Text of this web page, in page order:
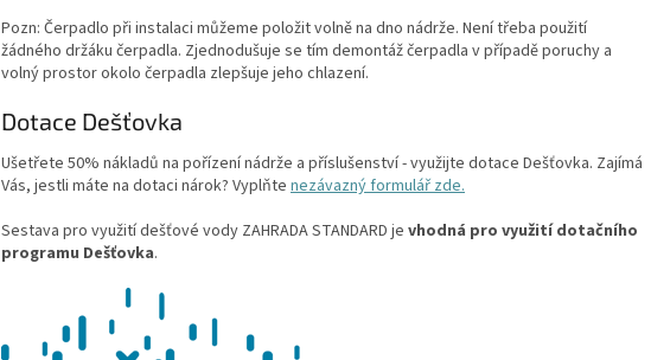
Pozn: Čerpadlo při instalaci můžeme položit volně na dno nádrže. Není třeba použití
žádného držáku čerpadla. Zjednodušuje se tím demontáž čerpadla v případě poruchy a
volný prostor okolo čerpadla zlepšuje jeho chlazení.
Dotace Dešťovka
Ušetřete 50% nákladů na pořízení nádrže a příslušenství - využijte dotace Dešťovka. Zajímá
Vás, jestli máte na dotaci nárok? Vyplňte nezávazný formulář zde.
Sestava pro využití dešťové vody ZAHRADA STANDARD je vhodná pro využití dotačního
programu Dešťovka.